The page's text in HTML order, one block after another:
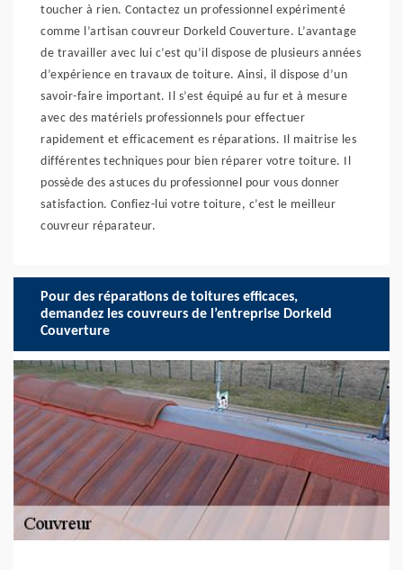
toucher à rien. Contactez un professionnel expérimenté
comme l’artisan couvreur Dorkeld Couverture. L’avantage
de travailler avec lui c’est qu’il dispose de plusieurs années
d’expérience en travaux de toiture. Ainsi, il dispose d’un
savoir-faire important. Il s’est équipé au fur et à mesure
avec des matériels professionnels pour effectuer
rapidement et efficacement es réparations. Il maitrise les
différentes techniques pour bien réparer votre toiture. Il
possède des astuces du professionnel pour vous donner
satisfaction. Confiez-lui votre toiture, c’est le meilleur
couvreur réparateur.
Pour des réparations de toitures efficaces,
demandez les couvreurs de l’entreprise Dorkeld
Couverture